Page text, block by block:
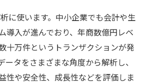
に使います。中小企業でも会計や生
導入が進んでおり、年商数億円レベ
十万件というトランザクションが発
ータをさまざまな角度から解析し、
性や安全性、成長性などを評価しま